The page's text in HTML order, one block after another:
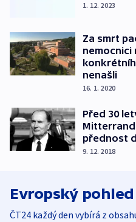
1. 12. 2023
Za smrt
nemocnici
nenašli
16. 1. 2020
Před 30
přednost
9. 12. 2018
Evropský pohled
ČT24 každý den vybírá z